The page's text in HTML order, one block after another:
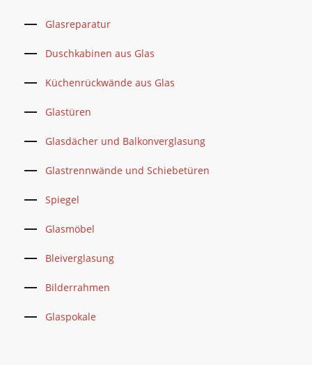
Glasreparatur
Duschkabinen aus Glas
Küchenrückwände aus Glas
Glastüren
Glasdächer und Balkonverglasung
Glastrennwände und Schiebetüren
Spiegel
Glasmöbel
Bleiverglasung
Bilderrahmen
Glaspokale